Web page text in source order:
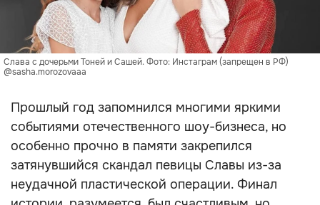
Слава с дочерьми Тоней и Сашей. Фото: Инстаграм (запрещен в РФ)
@sasha.morozovaaa
Прошлый год запомнился многими яркими
событиями отечественного шоу-бизнеса, но
особенно прочно в памяти закрепился
затянувшийся скандал певицы Славы из-за
неудачной пластической операции. Финал